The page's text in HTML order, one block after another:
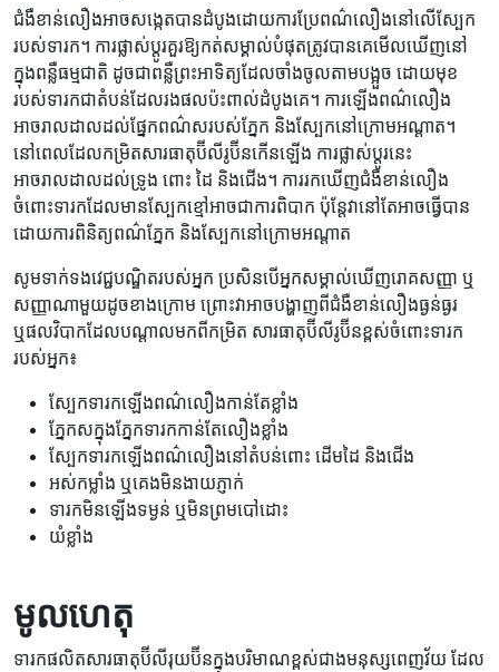
ជំងឺខាន់លឿងអាចសង្កេតបានដំបូងដោយការប្រែពណ៌លឿងនៅលើស្បែក
របស់ទារក។ ការផ្លាស់ប្តូរគួរឱ្យកត់សម្គាល់បំផុតត្រូវបានគេមើលឃើញនៅ
ក្នុងពន្លឺធម្មជាតិ ដូចជាពន្លឺព្រះអាទិត្យដែលចាំងចូលតាមបង្អួច ដោយមុខ
របស់ទារកជាតំបន់ដែលរងផលប៉ះពាល់ដំបូងគេ។ ការឡើងពណ៌លឿង
អាចរាលដាលដល់ផ្នែកពណ៌សរបស់ភ្នែក និងស្បែកនៅក្រោមអណ្តាត។
នៅពេលដែលកម្រិតសារធាតុប៊ីលីរូប៊ីនកើនឡើង ការផ្លាស់ប្តូរនេះ
អាចរាលដាលដល់ទ្រូង ពោះ ដៃ និងជើង។ ការរកឃើញជំងឺខាន់លឿង
ចំពោះទារកដែលមានស្បែកខ្មៅអាចជាការពិបាក ប៉ុន្តែវានៅតែអាចធ្វើបាន
ដោយការពិនិត្យពណ៌ភ្នែក និងស្បែកនៅក្រោមអណ្តាត
សូមទាក់ទងវេជ្ជបណ្ឌិតរបស់អ្នក ប្រសិនបើអ្នកសម្គាល់ឃើញរោគសញ្ញា ឬ
សញ្ញាណាមួយដូចខាងក្រោម ព្រោះវាអាចបង្ហាញពីជំងឺខាន់លឿងធ្ងន់ធ្ងរ
ឬផលវិបាកដែលបណ្តាលមកពីកម្រិត សារធាតុប៊ីលីរូប៊ីនខ្ពស់ចំពោះទារក
របស់អ្នក៖
ស្បែក​ទារក​ឡើងពណ៌​លឿង​កាន់​តែ​ខ្លាំង
ភ្នែកសក្នុងភ្នែកទារកកាន់តែលឿង​ខ្លាំង
ស្បែក​ទារក​ឡើង​ពណ៌លឿង​នៅ​តំបន់​ពោះ ដើមដៃ ​និង​ជើង​
អស់កម្លាំង ឬ​គេង​មិន​ងាយ​ភ្ញាក់
ទារក​មិន​ឡើង​ទម្ងន់​ ឬ​មិនព្រម​បៅដោះ
យំខ្លាំង
មូលហេតុ
ទារក​ផលិតសារធាតុ​ប៊ីលីរុយប៊ីន​ក្នុង​បរិមាណ​ខ្ពស់​ជាង​មនុស្ស​ពេញវ័យ ដែល​